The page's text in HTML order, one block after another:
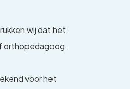
wij dat het
orthopedagoog.
voor het